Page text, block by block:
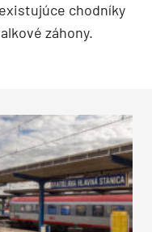
chodníky
záhony.